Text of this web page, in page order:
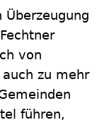
von
zu mehr
führen,